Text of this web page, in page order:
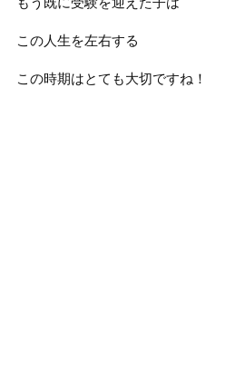
この人生を左右する
この時期はとても大切ですね！